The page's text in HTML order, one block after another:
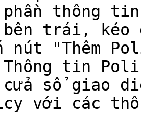
thông
bên trái, kéo
nút "Thêm
Thông tin
sổ giao
với các